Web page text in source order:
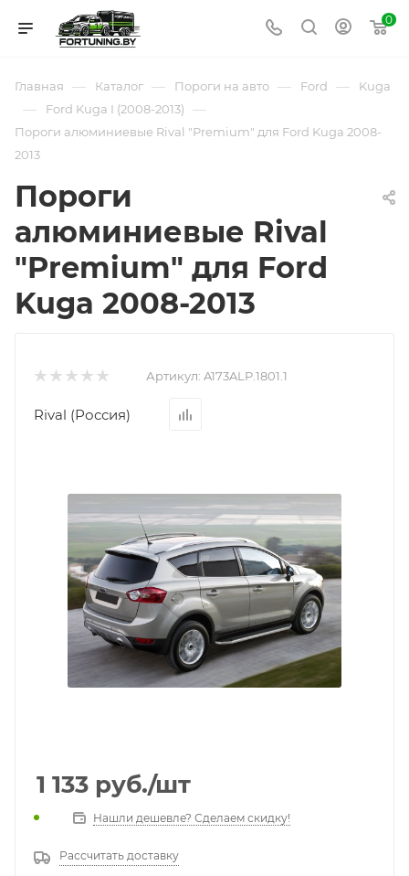
0
Главная — Каталог — Пороги на авто — Ford — Kuga
— Ford Kuga I (2008-2013) —
Пороги алюминиевые Rival "Premium" для Ford Kuga 2008-
2013
Пороги
алюминиевые Rival
"Premium" для Ford
Kuga 2008-2013
Артикул: A173ALP.1801.1
Rival (Россия)
1 133 руб./шт
Нашли дешевле? Сделаем скидку!
Рассчитать доставку